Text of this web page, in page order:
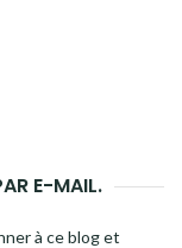
E-MAIL.
à ce blog et